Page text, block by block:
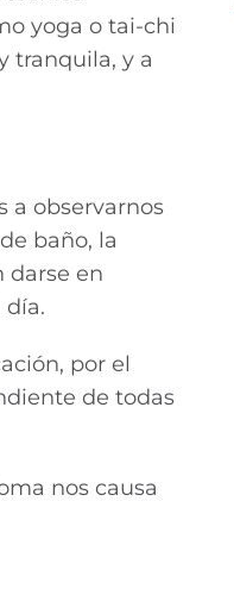
yoga o tai-chi
tranquila, y a
a observarnos
baño, la
darse en
por el
de todas
nos causa